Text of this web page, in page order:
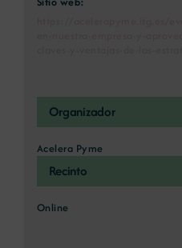
Recinto
Online
Organizador
Acelera Pyme